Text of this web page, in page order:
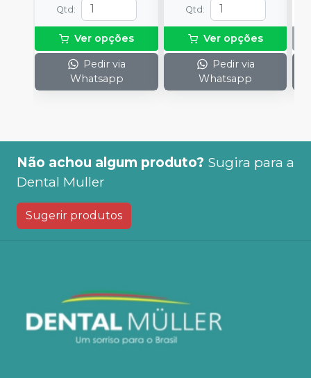
Qtd :
Ver opções
Pedir via
Whatsapp
Qtd :
Ver opções
Pedir via
Whatsapp
Não achou algum produto? Sugira para a
Dental Muller
Sugerir produtos